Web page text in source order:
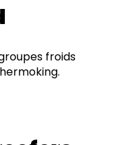
froids